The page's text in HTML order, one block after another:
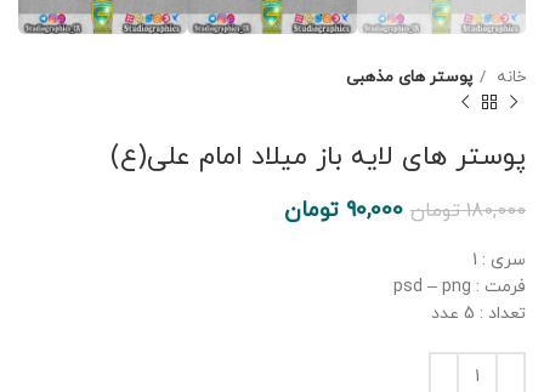
خانه پوستر های مذهبی
پوستر های لایه باز میلاد امام علی(ع)
180,000 تومان 90,000 تومان
سری : 1
فرمت : psd – png
تعداد : 5 عدد